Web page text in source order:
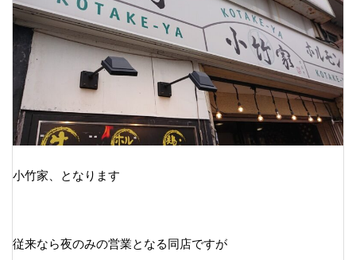
小竹家、となります
従来なら夜のみの営業となる同店ですが